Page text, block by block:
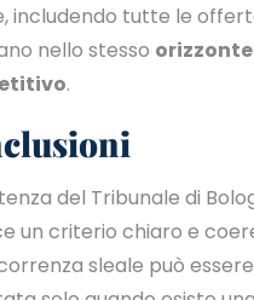
includendo tutte le
nello stesso orizzonte
.
del Tribunale di
un criterio chiaro e
sleale può essere